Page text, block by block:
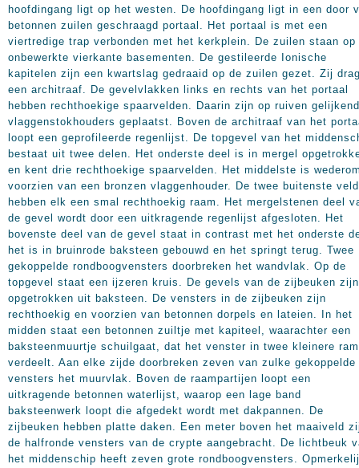
hoofdingang ligt op het westen. De hoofdingang ligt in een door
betonnen zuilen geschraagd portaal. Het portaal is met een
viertredige trap verbonden met het kerkplein. De zuilen staan op
onbewerkte vierkante basementen. De gestileerde Ionische
kapitelen zijn een kwartslag gedraaid op de zuilen gezet. Zij
een architraaf. De gevelvlakken links en rechts van het portaal
hebben rechthoekige spaarvelden. Daarin zijn op ruiven
vlaggenstokhouders geplaatst. Boven de architraaf van het
loopt een geprofileerde regenlijst. De topgevel van het
bestaat uit twee delen. Het onderste deel is in mergel
en kent drie rechthoekige spaarvelden. Het middelste is
voorzien van een bronzen vlaggenhouder. De twee buitenste
hebben elk een smal rechthoekig raam. Het mergelstenen deel
de gevel wordt door een uitkragende regenlijst afgesloten. Het
bovenste deel van de gevel staat in contrast met het onderste
het is in bruinrode baksteen gebouwd en het springt terug. Twee
gekoppelde rondboogvensters doorbreken het wandvlak. Op de
topgevel staat een ijzeren kruis. De gevels van de zijbeuken zijn
opgetrokken uit baksteen. De vensters in de zijbeuken zijn
rechthoekig en voorzien van betonnen dorpels en lateien. In het
midden staat een betonnen zuiltje met kapiteel, waarachter een
baksteenmuurtje schuilgaat, dat het venster in twee kleinere
verdeelt. Aan elke zijde doorbreken zeven van zulke gekoppelde
vensters het muurvlak. Boven de raampartijen loopt een
uitkragende betonnen waterlijst, waarop een lage band
baksteenwerk loopt die afgedekt wordt met dakpannen. De
zijbeuken hebben platte daken. Een meter boven het maaiveld
de halfronde vensters van de crypte aangebracht. De lichtbeuk
het middenschip heeft zeven grote rondboogvensters.